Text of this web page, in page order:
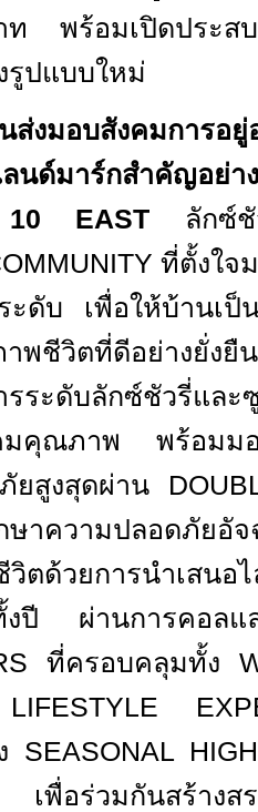
ท พร้อมเปิดประส
รูปแบบใหม่
ส่งมอบสังคมการอ
นด์มาร์กสำคัญอ
10 EAST
ลักซ์
ที่ตั้งใจ
ะดับ เพื่อให้บ้านเป็
พชีวิตที่ดีอย่างยั่งยื
รระดับลักซ์ชัวรี่และ
มคุณภาพ พร้อมมอ
ยสูงสุดผ่าน
ษาความปลอดภัยอั
วิตด้วยการนำเสนอ
ทั้งปี ผ่านการคอ
ที่ครอบคลุมทั้ง
SEASONAL
พื่อร่วมกันสร้างสร